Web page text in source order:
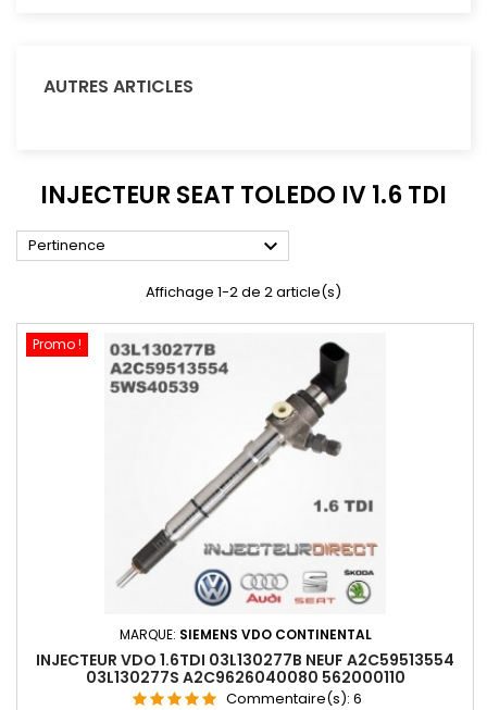
AUTRES ARTICLES
INJECTEUR SEAT TOLEDO IV 1.6 TDI
Pertinence 
Affichage 1-2 de 2 article(s)
Promo !
MARQUE: SIEMENS VDO CONTINENTAL
INJECTEUR VDO 1.6TDI 03L130277B NEUF A2C59513554
03L130277S A2C9626040080 562000110
Commentaire(s): 6